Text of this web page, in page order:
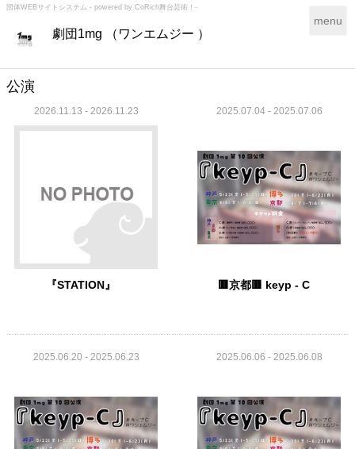
団体WEBサイトシステム - powered by CoRich舞台芸術！-
劇団1mg （ワンエムジー ）
T
g
n
i
g
a
t
i
o
menu
公演
2026.11.13 - 2026.11.23
『STATION』
2025.07.04 - 2025.07.06
🟥京都🟥 keyp - C
2025.06.20 - 2025.06.23 2025.06.06 - 2025.06.08